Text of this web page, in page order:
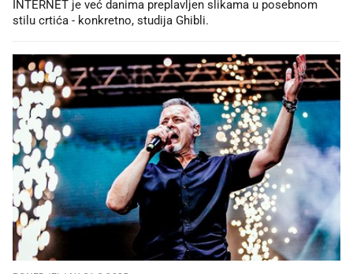
INTERNET je već danima preplavljen slikama u posebnom
stilu crtića - konkretno, studija Ghibli.